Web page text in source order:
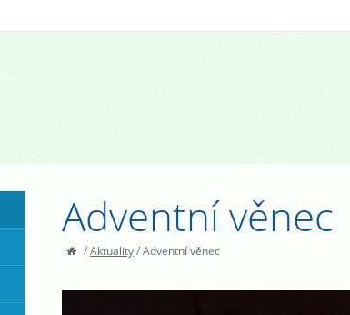
Adventní věnec
/Aktuality/Adventní věnec